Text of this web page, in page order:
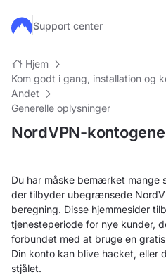
Gå til hovedindhold
Support center
Hjem
Kom godt i gang, installation og
Andet
Generelle oplysninger
NordVPN-
Du har måske bemærket mange
der tilbyder ubegrænsede
beregning. Disse hjemmesider
tjenesteperiode for nye kunder,
forbundet med at bruge en
Din konto kan blive hacket, eller
stjålet.